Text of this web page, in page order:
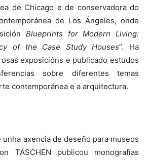
de Chicago e de conservadora do
de Los Ángeles, onde
Blueprints for Modern Living:
of the Case Study Houses”. Ha
exposicións e publicado estudos
sobre diferentes temas
contemporánea e a arquitectura.
unha axencia de deseño para museos
TASCHEN publicou monografías